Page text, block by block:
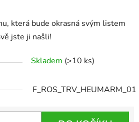
která bude okrasná svým listem
jste ji našli!
Skladem (>10 ks)
F_ROS_TRV_HEUMARM_01